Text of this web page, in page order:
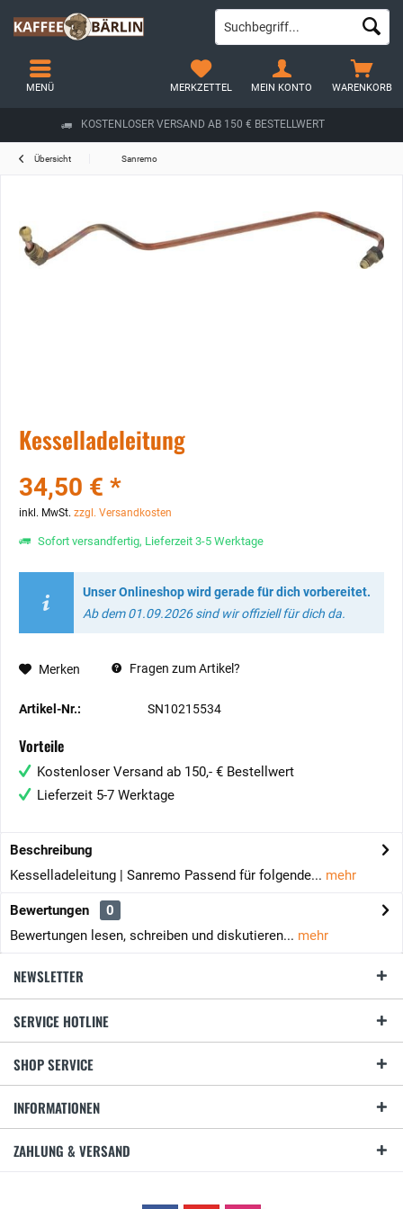
KOSTENLOSER VERSAND AB 150 € BESTELLWERT
WARENKORB
MERKZETTEL MEIN KONTO
MENÜ
Übersicht Sanremo
Kesselladeleitung
34,50 € *
inkl. MwSt. zzgl. Versandkosten
Sofort versandfertig, Lieferzeit 3-5 Werktage
Unser Onlineshop wird gerade für dich vorbereitet.
Ab dem 01.09.2026 sind wir offiziell für dich da.
Merken Fragen zum Artikel?
Artikel-Nr.: SN10215534
Vorteile
Kostenloser Versand ab 150,- € Bestellwert
Lieferzeit 5-7 Werktage
Beschreibung
Kesselladeleitung | Sanremo Passend für folgende... mehr
Bewertungen
0
Bewertungen lesen, schreiben und diskutieren... mehr
NEWSLETTER
SERVICE HOTLINE
SHOP SERVICE
INFORMATIONEN
ZAHLUNG & VERSAND